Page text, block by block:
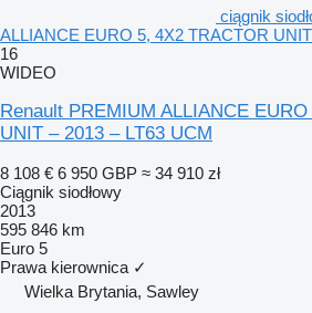
ciągnik
ALLIANCE EURO 5, 4X2 TRACTOR
16
WIDEO
Renault PREMIUM ALLIANCE
UNIT – 2013 – LT63 UCM
8 108 € 6 950 GBP ≈ 34 910 zł
Ciągnik siodłowy
2013
595 846 km
Euro 5
Prawa kierownica ✓
Wielka Brytania, Sawley